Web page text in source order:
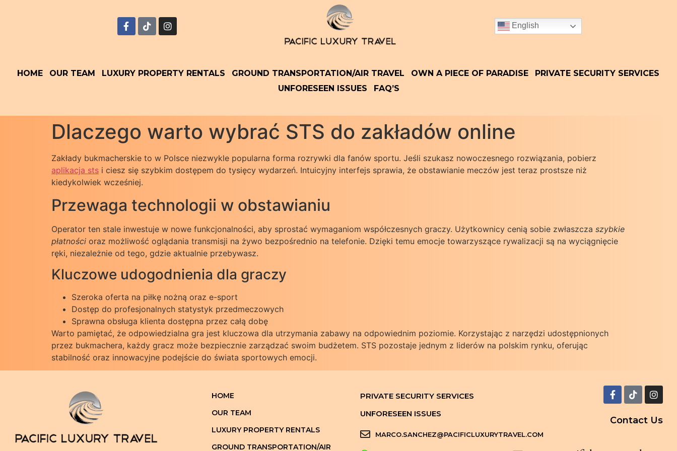
English
HOME OUR TEAM LUXURY PROPERTY RENTALS GROUND TRANSPORTATION/AIR TRAVEL OWN A PIECE OF PARADISE
PRIVATE SECURITY SERVICES
UNFORESEEN ISSUES
FAQ’S
Dlaczego warto wybrać STS do zakładów online
Zakłady bukmacherskie to w Polsce niezwykle popularna forma rozrywki dla fanów sportu. Jeśli szukasz nowoczesnego rozwiązania, pobierz
aplikacja sts i ciesz się szybkim dostępem do tysięcy wydarzeń. Intuicyjny interfejs sprawia, że obstawianie meczów jest teraz prostsze niż
kiedykolwiek wcześniej.
Przewaga technologii w obstawianiu
Operator ten stale inwestuje w nowe funkcjonalności, aby sprostać wymaganiom współczesnych graczy. Użytkownicy cenią sobie zwłaszcza szybkie
płatności oraz możliwość oglądania transmisji na żywo bezpośrednio na telefonie. Dzięki temu emocje towarzyszące rywalizacji są na wyciągnięcie
ręki, niezależnie od tego, gdzie aktualnie przebywasz.
Kluczowe udogodnienia dla graczy
Szeroka oferta na piłkę nożną oraz e-sport
Dostęp do profesjonalnych statystyk przedmeczowych
Sprawna obsługa klienta dostępna przez całą dobę
Warto pamiętać, że odpowiedzialna gra jest kluczowa dla utrzymania zabawy na odpowiednim poziomie. Korzystając z narzędzi udostępnionych
przez bukmachera, każdy gracz może bezpiecznie zarządzać swoim budżetem. STS pozostaje jednym z liderów na polskim rynku, oferując
stabilność oraz innowacyjne podejście do świata sportowych emocji.
HOME
OUR TEAM
LUXURY PROPERTY RENTALS
GROUND TRANSPORTATION/AIR
PRIVATE SECURITY SERVICES
UNFORESEEN ISSUES
MARCO.SANCHEZ@PACIFICLUXURYTRAVEL.COM
Contact Us